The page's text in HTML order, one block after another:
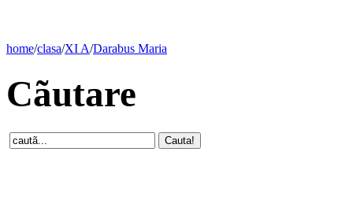
home/clasa/XI A/Darabus Maria
Cãutare